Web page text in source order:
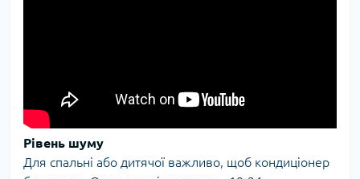
Рівень шуму
Для спальні або дитячої важливо, щоб кондиціонер